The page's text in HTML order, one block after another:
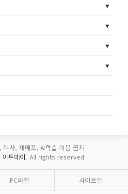
복사, 재배포, AI학습 이용 금지
이투데이. All rights reserved
PC버전 사이트맵